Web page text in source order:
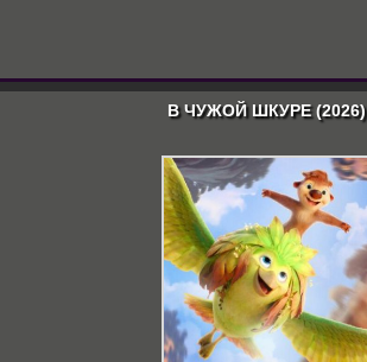
В ЧУЖОЙ ШКУРЕ (2026)